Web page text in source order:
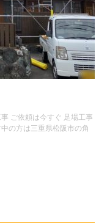
ご依頼は今すぐ 足場工事
の方は三重県松阪市の角